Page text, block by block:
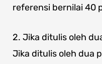
referensi bernilai 40
2. Jika ditulis oleh
Jika ditulis oleh dua